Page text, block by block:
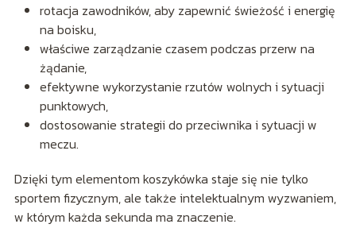
rotacja zawodników, aby zapewnić świeżość i energię
na boisku,
właściwe zarządzanie czasem podczas przerw na
żądanie,
efektywne wykorzystanie rzutów wolnych i sytuacji
punktowych,
dostosowanie strategii do przeciwnika i sytuacji w
meczu.
Dzięki tym elementom koszykówka staje się nie tylko
sportem fizycznym, ale także intelektualnym wyzwaniem,
w którym każda sekunda ma znaczenie.